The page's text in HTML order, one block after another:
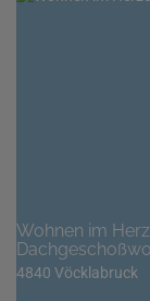
Wohnen im
4840 Vöcklabruck